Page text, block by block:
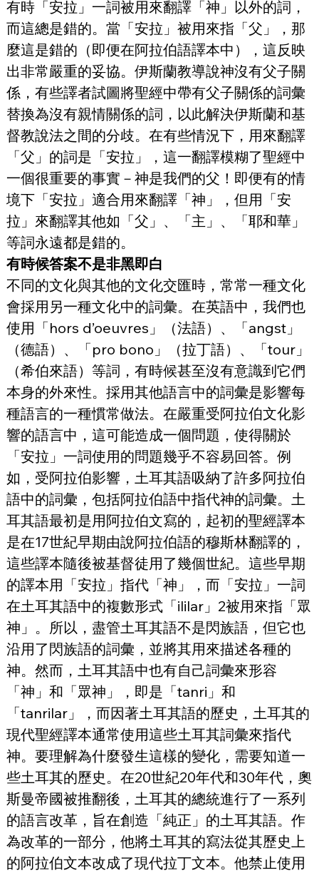
有時「安拉」一詞被用來翻譯「神」以外的詞，
而這總是錯的。當「安拉」被用來指「父」，那
麼這是錯的（即便在阿拉伯語譯本中），這反映
出非常嚴重的妥協。伊斯蘭教導說神沒有父子關
係，有些譯者試圖將聖經中帶有父子關係的詞彙
替換為沒有親情關係的詞，以此解決伊斯蘭和基
督教說法之間的分歧。在有些情況下，用來翻譯
「父」的詞是「安拉」，這一翻譯模糊了聖經中
一個很重要的事實－神是我們的父！即便有的情
境下「安拉」適合用來翻譯「神」，但用「安
拉」來翻譯其他如「父」、「主」、「耶和華」
等詞永遠都是錯的。
有時候答案不是非黑即白
不同的文化與其他的文化交匯時，常常一種文化
會採用另一種文化中的詞彙。在英語中，我們也
使用「hors d’oeuvres」（法語）、「angst」
（德語）、「pro bono」（拉丁語）、「tour」
（希伯來語）等詞，有時候甚至沒有意識到它們
本身的外來性。採用其他語言中的詞彙是影響每
種語言的一種慣常做法。在嚴重受阿拉伯文化影
響的語言中，這可能造成一個問題，使得關於
「安拉」一詞使用的問題幾乎不容易回答。例
如，受阿拉伯影響，土耳其語吸納了許多阿拉伯
語中的詞彙，包括阿拉伯語中指代神的詞彙。土
耳其語最初是用阿拉伯文寫的，起初的聖經譯本
是在17世紀早期由說阿拉伯語的穆斯林翻譯的，
這些譯本隨後被基督徒用了幾個世紀。這些早期
的譯本用「安拉」指代「神」，而「安拉」一詞
在土耳其語中的複數形式「ililar」2被用來指「眾
神」。所以，盡管土耳其語不是閃族語，但它也
沿用了閃族語的詞彙，並將其用來描述各種的
神。然而，土耳其語中也有自己詞彙來形容
「神」和「眾神」，即是「tanri」和
「tanrilar」，而因著土耳其語的歷史，土耳其的
現代聖經譯本通常使用這些土耳其詞彙來指代
神。要理解為什麼發生這樣的變化，需要知道一
些土耳其的歷史。在20世紀20年代和30年代，奧
斯曼帝國被推翻後，土耳其的總統進行了一系列
的語言改革，旨在創造「純正」的土耳其語。作
為改革的一部分，他將土耳其的寫法從其歷史上
的阿拉伯文本改成了現代拉丁文本。他禁止使用